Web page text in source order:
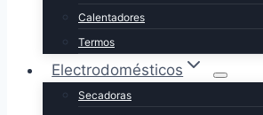
Calentadores
Termos
Electrodomésticos
Secadoras